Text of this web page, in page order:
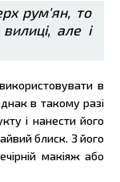
рум'ян, то
але і
в
в такому разі
і нанести його
блиск. З його
макіяж або